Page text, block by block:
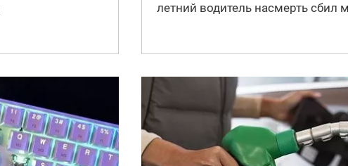
летний водитель насмерть сбил